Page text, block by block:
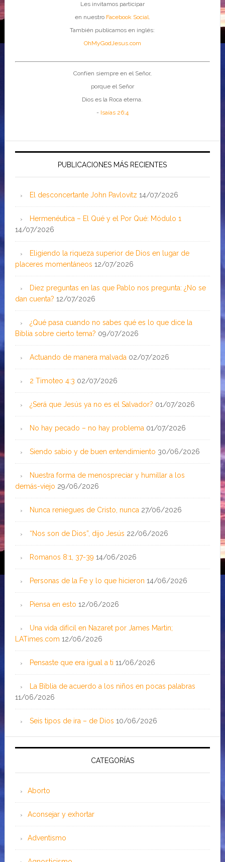
Les invitamos participar
en nuestro Facebook Social.
También publicamos en inglés:
OhMyGodJesus.com
Confíen siempre en el Señor,
porque el Señor
Dios es la Roca eterna.
- Isaías 26:4
PUBLICACIONES MÁS RECIENTES
El desconcertante John Pavlovitz 14/07/2026
Hermenéutica – El Qué y el Por Qué: Módulo 1
14/07/2026
Eligiendo la riqueza superior de Dios en lugar de
placeres momentáneos 12/07/2026
Diez preguntas en las que Pablo nos pregunta: ¿No se
dan cuenta? 12/07/2026
¿Qué pasa cuando no sabes qué es lo que dice la
Biblia sobre cierto tema? 09/07/2026
Actuando de manera malvada 02/07/2026
2 Timoteo 4:3 02/07/2026
¿Será que Jesús ya no es el Salvador? 01/07/2026
No hay pecado – no hay problema 01/07/2026
Siendo sabio y de buen entendimiento 30/06/2026
Nuestra forma de menospreciar y humillar a los
demás-viejo 29/06/2026
Nunca reniegues de Cristo, nunca 27/06/2026
“Nos son de Dios”, dijo Jesús 22/06/2026
Romanos 8:1, 37-39 14/06/2026
Personas de la Fe y lo que hicieron 14/06/2026
Piensa en esto 12/06/2026
Una vida difícil en Nazaret por James Martin;
LATimes.com 12/06/2026
Pensaste que era igual a ti 11/06/2026
La Biblia de acuerdo a los niños en pocas palabras
11/06/2026
Seis tipos de ira – de Dios 10/06/2026
CATEGORÍAS
Aborto
Aconsejar y exhortar
Adventismo